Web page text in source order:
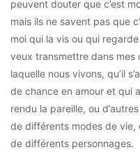
peuvent douter que c’est
mais ils ne savent pas que
moi qui la vis ou qui
veux transmettre dans mes
laquelle nous vivons, qu’il
de chance en amour et qui
rendu la pareille, ou
de différents modes de
de différents personnages.